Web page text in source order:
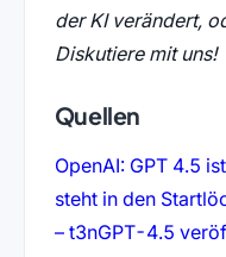
der KI verändert,
Diskutiere mit uns!
Quellen
OpenAI: GPT 4.5
steht in den
– t3n(öffnet in
GPT-4.5